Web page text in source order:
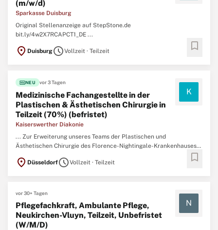
(m/w/d)
Sparkasse Duisburg
Original Stellenanzeige auf StepStone.de
bit.ly/4w2X7RCAPCT1_DE ...
location_on DuisburgscheduleVollzeit · Teilzeit bookmark
fiber_newNEU vor 3 Tagen
Medizinische Fachangestellte in der
Plastischen & Ästhetischen Chirurgie in
Teilzeit (70%) (befristet)
Kaiserswerther Diakonie
K
... Zur Erweiterung unseres Teams der Plastischen und
Ästhetischen Chirurgie des Florence-Nightingale-Krankenhauses
Fachangestellte in Teilzeit(70%) (m/w/d) (zunächst befristet als
location_on DüsseldorfscheduleVollzeit · Teilzeit bookmark
vor 30+ Tagen
Pflegefachkraft, Ambulante Pflege,
Neukirchen-Vluyn, Teilzeit, Unbefristet
(W/M/D)
N